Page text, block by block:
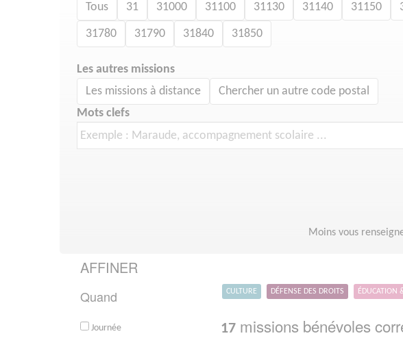
Tous 31 31000 31100 31130 31140 31150
31780 31790 31840 31850
Les autres missions
Les missions à distance Chercher un autre code postal
Mots clefs
Moins vous
AFFINER
Quand
Journée
CULTURE DÉFENSE DES DROITS ÉDUCATION
17 missions bénévoles